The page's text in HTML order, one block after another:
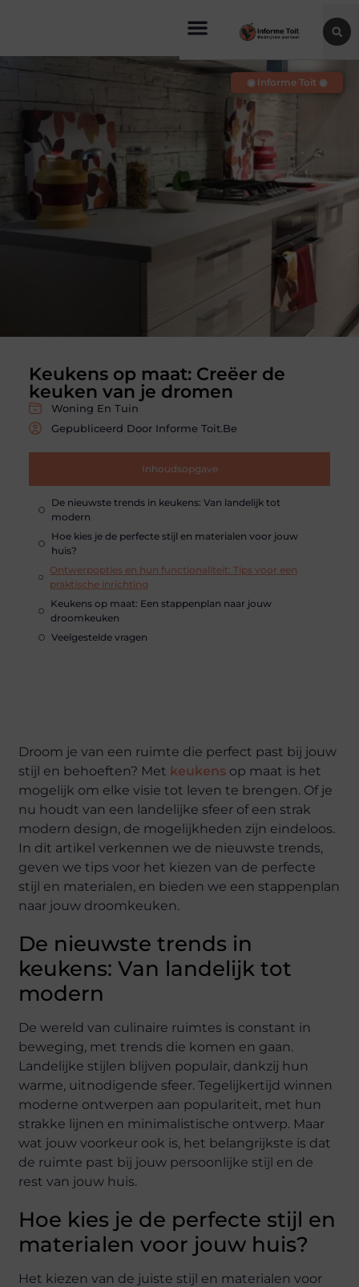
Keukens op maat: Creëer de
keuken van je dromen
Woning En Tuin
Gepubliceerd Door Informe Toit.be
Inhoudsopgave
De nieuwste trends in keukens: Van landelijk tot
modern
Hoe kies je de perfecte stijl en materialen voor jouw
huis?
Ontwerpopties en hun functionaliteit: Tips voor een
praktische inrichting
Keukens op maat: Een stappenplan naar jouw
droomkeuken
Veelgestelde vragen
◉ Informe Toit ◉
Droom je van een ruimte die perfect past bij jouw
stijl en behoeften? Met keukens op maat is het
mogelijk om elke visie tot leven te brengen. Of je
nu houdt van een landelijke sfeer of een strak
modern design, de mogelijkheden zijn eindeloos.
In dit artikel verkennen we de nieuwste trends,
geven we tips voor het kiezen van de perfecte
stijl en materialen, en bieden we een stappenplan
naar jouw droomkeuken.
De nieuwste trends in
keukens: Van landelijk tot
modern
De wereld van culinaire ruimtes is constant in
beweging, met trends die komen en gaan.
Landelijke stijlen blijven populair, dankzij hun
warme, uitnodigende sfeer. Tegelijkertijd winnen
moderne ontwerpen aan populariteit, met hun
strakke lijnen en minimalistische ontwerp. Maar
wat jouw voorkeur ook is, het belangrijkste is dat
de ruimte past bij jouw persoonlijke stijl en de
rest van jouw huis.
Hoe kies je de perfecte stijl en
materialen voor jouw huis?
Het kiezen van de juiste stijl en materialen voor